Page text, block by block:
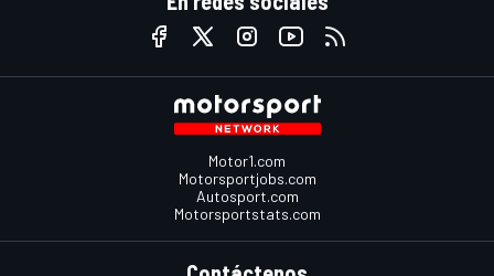
Motor1.com
Motorsportjobs.com
Autosport.com
Motorsportstats.com